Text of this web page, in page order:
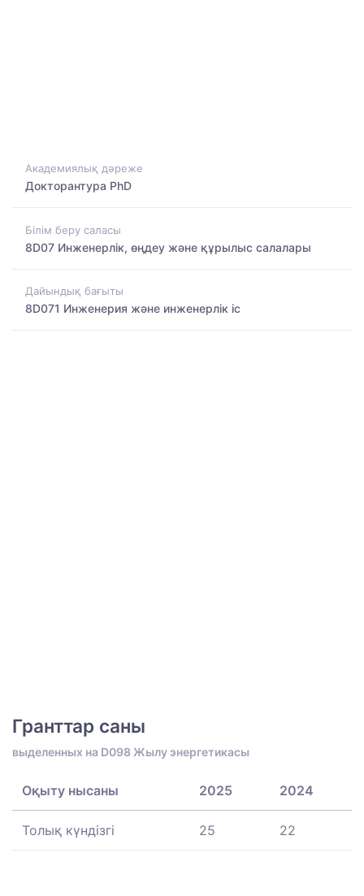
Академиялық дәреже
Докторантура PhD
Білім беру саласы
8D07 Инженерлік, өңдеу және құрылыс салалары
Дайындық бағыты
8D071 Инженерия және инженерлік іс
Гранттар саны
выделенных на D098 Жылу энергетикасы
Оқыту нысаны 2025 2024
Толық күндізгі 25 22